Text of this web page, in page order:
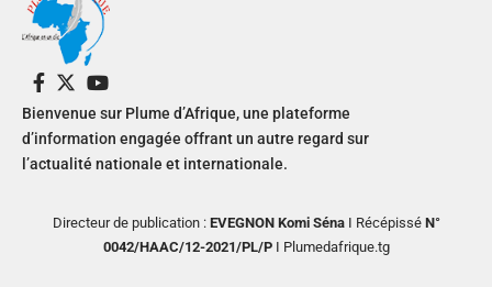
Bienvenue sur Plume d’Afrique, une plateforme
d’information engagée offrant un autre regard sur
l’actualité nationale et internationale.
Directeur de publication : EVEGNON Komi SénaI RécépisséN°
0042/HAAC/12-2021/PL/PI Plumedafrique.tg